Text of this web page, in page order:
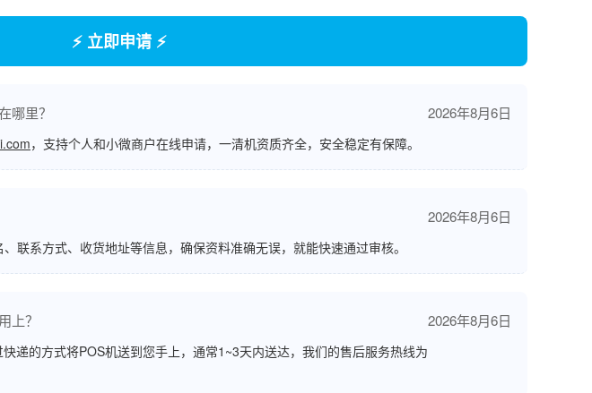
⚡ 立即申请 ⚡
哪里？ 2026年8月6日
，支持个人和小微商户在线申请，一清机资质齐全，安全稳定有保障。
2026年8月6日
联系方式、收货地址等信息，确保资料准确无误，就能快速通过审核。
上？ 2026年8月6日
递的方式将POS机送到您手上，通常1~3天内送达，我们的售后服务热线为